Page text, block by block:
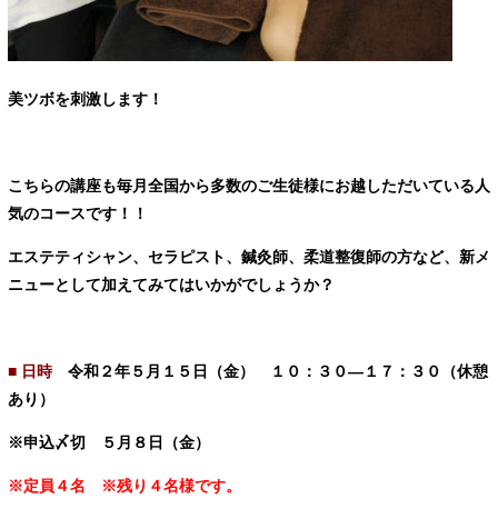
美ツボを刺激します！
こちらの講座も毎月全国から多数のご生徒様にお越しただいている人
気のコースです！！
エステティシャン、セラピスト、鍼灸師、柔道整復師の方など、 新メ
ニューとして加えてみてはいかがでしょうか？
■ 日時 令和２年５ 月１５日（金）
１０：３０―１７：３０（休憩
あり）
※申込〆切 ５月８日（金）
※定員４名 ※残り４名様です。